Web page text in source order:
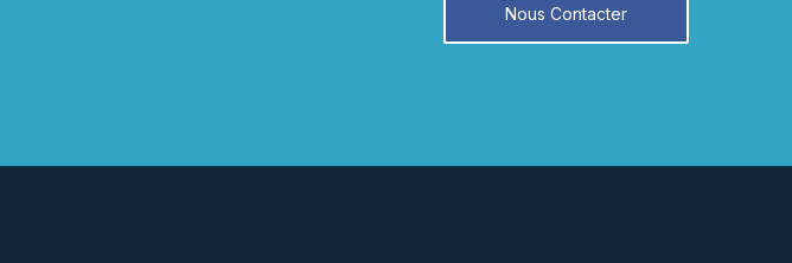
Nous Contacter